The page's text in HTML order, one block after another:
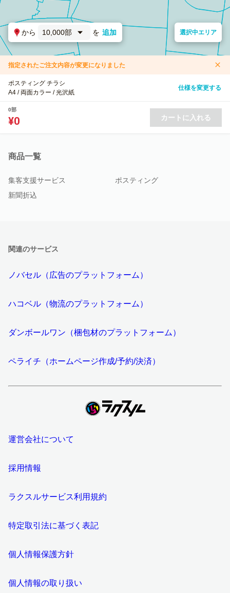
から 10,000部 を 追加 選択中エリア
指定されたご注文内容が変更になりました
ポスティング チラシ
A4 / 両面カラー / 光沢紙
仕様を変更する
0部
¥0 カートに入れる
商品一覧
集客支援サービス
ポスティング
新聞折込
関連のサービス
ノバセル（広告のプラットフォーム）
ハコベル（物流のプラットフォーム）
ダンボールワン（梱包材のプラットフォーム）
ペライチ（ホームページ作成/予約/決済）
運営会社について
採用情報
ラクスルサービス利用規約
特定取引法に基づく表記
個人情報保護方針
個人情報の取り扱い